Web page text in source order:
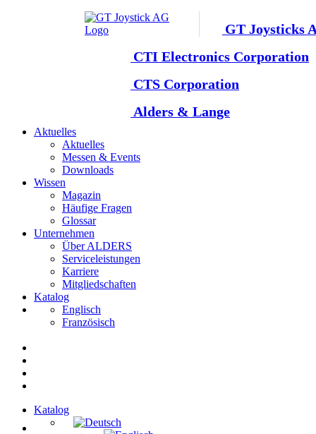
GT Joysticks
CTI Electronics Corporation
CTS Corporation
Alders & Lange
Aktuelles
Aktuelles
Messen & Events
Downloads
Wissen
Magazin
Häufige Fragen
Glossar
Unternehmen
Über ALDERS
Serviceleistungen
Karriere
Mitgliedschaften
Katalog
Englisch
Französisch
Katalog